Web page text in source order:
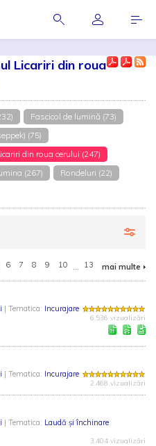
Licariri din roua
Fascicol de lumină (73)
(75)
din roua cerului (247)
(267)
Rondeluri (22)
6 7 8 9 10 ... 13 mai multe
| Tematica: Incurajare
6.536 vizualizări
| Tematica: Incurajare
2.468 vizualizări
| Tematica: Laudă și închinare
3.404 vizualizări